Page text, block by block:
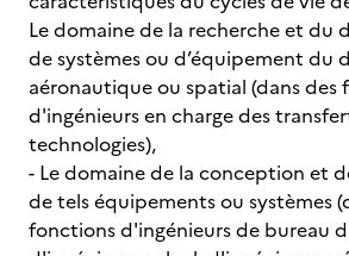
Le domaine de la recherche et du
de systèmes ou d’équipement du
aéronautique ou spatial (dans des
d'ingénieurs en charge des
technologies),
- Le domaine de la conception et
de tels équipements ou systèmes
fonctions d'ingénieurs de bureau